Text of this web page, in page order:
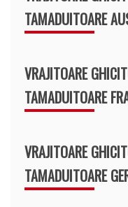
TAMADUITOARE
VRAJITOARE
TAMADUITOARE
VRAJITOARE
TAMADUITOARE